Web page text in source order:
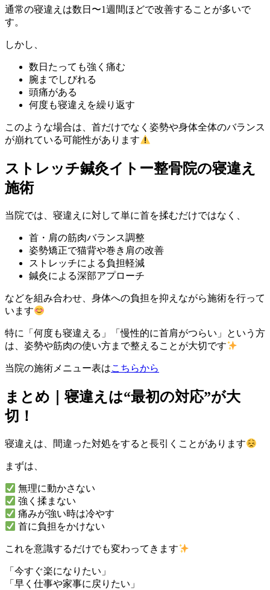
通常の寝違えは数日〜1週間ほどで改善することが多いで
す。
しかし、
数日たっても強く痛む
腕までしびれる
頭痛がある
何度も寝違えを繰り返す
このような場合は、首だけでなく姿勢や身体全体のバランス
が崩れている可能性があります
ストレッチ鍼灸イトー整骨院の寝違え
施術
当院では、寝違えに対して単に首を揉むだけではなく、
首・肩の筋肉バランス調整
姿勢矯正で猫背や巻き肩の改善
ストレッチによる負担軽減
鍼灸による深部アプローチ
などを組み合わせ、身体への負担を抑えながら施術を行って
います
特に「何度も寝違える」「慢性的に首肩がつらい」という方
は、姿勢や筋肉の使い方まで整えることが大切です
当院の施術メニュー表はこちらから
まとめ｜寝違えは“最初の対応”が大
切！
寝違えは、間違った対処をすると長引くことがあります
まずは、
無理に動かさない
強く揉まない
痛みが強い時は冷やす
首に負担をかけない
これを意識するだけでも変わってきます
「今すぐ楽になりたい」
「早く仕事や家事に戻りたい」